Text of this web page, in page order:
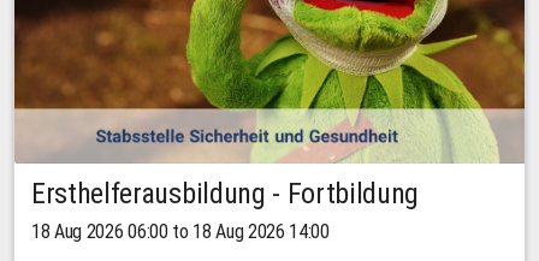
Ersthelferausbildung - Fortbildung
18 Aug 2026 06:00 to 18 Aug 2026 14:00